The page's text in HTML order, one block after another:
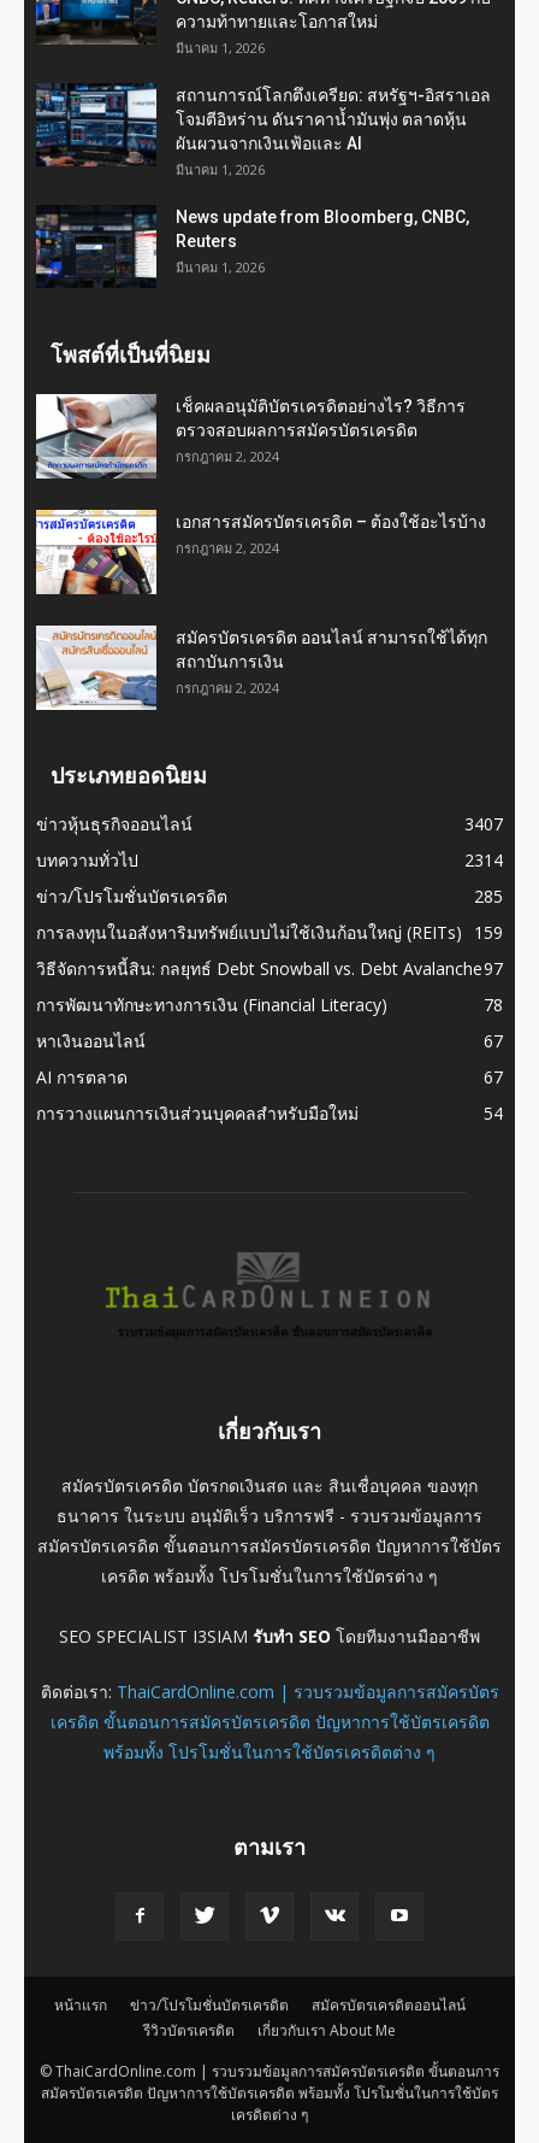
ความท้าทายและโอกาสใหม่
มีนาคม 1, 2026
สถานการณ์โลกตึงเครียด: สหรัฐฯ-อิสราเอล
โจมตีอิหร่าน ดันราคาน้ำมันพุ่ง ตลาดหุ้น
ผันผวนจากเงินเฟ้อและ AI
มีนาคม 1, 2026
News update from Bloomberg, CNBC,
Reuters
มีนาคม 1, 2026
โพสต์ที่เป็นที่นิยม
เช็คผลอนุมัติบัตรเครดิตอย่างไร? วิธีการ
ตรวจสอบผลการสมัครบัตรเครดิต
กรกฎาคม 2, 2024
เอกสารสมัครบัตรเครดิต – ต้องใช้อะไรบ้าง
กรกฎาคม 2, 2024
สมัครบัตรเครดิต ออนไลน์ สามารถใช้ได้ทุก
สถาบันการเงิน
กรกฎาคม 2, 2024
ประเภทยอดนิยม
ข่าวหุ้นธุรกิจออนไลน์
3407
บทความทั่วไป
2314
ข่าว/โปรโมชั่นบัตรเครดิต
285
การลงทุนในอสังหาริมทรัพย์แบบไม่ใช้เงินก้อนใหญ่ (REITs)
159
วิธีจัดการหนี้สิน: กลยุทธ์ Debt Snowball vs. Debt Avalanche97
การพัฒนาทักษะทางการเงิน (Financial Literacy)
78
หาเงินออนไลน์
67
AI การตลาด
67
การวางแผนการเงินส่วนบุคคลสำหรับมือใหม่
54
เกี่ยวกับเรา
สมัครบัตรเครดิต บัตรกดเงินสด และ สินเชื่อบุคคล ของทุก
ธนาคาร ในระบบ อนุมัติเร็ว บริการฟรี - รวบรวมข้อมูลการ
สมัครบัตรเครดิต ขั้นตอนการสมัครบัตรเครดิต ปัญหาการใช้บัตร
เครดิต พร้อมทั้ง โปรโมชั่นในการใช้บัตรต่าง ๆ
SEO SPECIALIST I3SIAM รับทำ SEO โดยทีมงานมืออาชีพ
ติดต่อเรา: ThaiCardOnline.com | รวบรวมข้อมูลการสมัครบัตร
เครดิต ขั้นตอนการสมัครบัตรเครดิต ปัญหาการใช้บัตรเครดิต
พร้อมทั้ง โปรโมชั่นในการใช้บัตรเครดิตต่าง ๆ
ตามเรา
หน้าแรก ข่าว/โปรโมชั่นบัตรเครดิต
สมัครบัตรเครดิตออนไลน์
รีวิวบัตรเครดิต
เกี่ยวกับเรา About Me
© ThaiCardOnline.com | รวบรวมข้อมูลการสมัครบัตรเครดิต ขั้นตอนการ
สมัครบัตรเครดิต ปัญหาการใช้บัตรเครดิต พร้อมทั้ง โปรโมชั่นในการใช้บัตร
เครดิตต่าง ๆ